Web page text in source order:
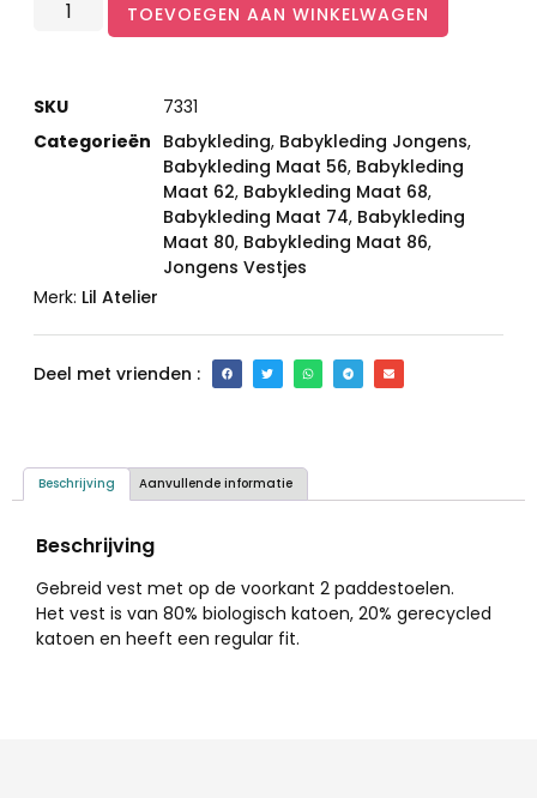
TOEVOEGEN AAN WINKELWAGEN
SKU
7331
Categorieën Babykleding, Babykleding Jongens,
Babykleding Maat 56, Babykleding
Maat 62, Babykleding Maat 68,
Babykleding Maat 74, Babykleding
Maat 80, Babykleding Maat 86,
Jongens Vestjes
Merk: Lil Atelier
Deel met vrienden :
Beschrijving Aanvullende informatie
Beschrijving
Gebreid vest met op de voorkant 2 paddestoelen.
Het vest is van 80% biologisch katoen, 20% gerecycled
katoen en heeft een regular fit.